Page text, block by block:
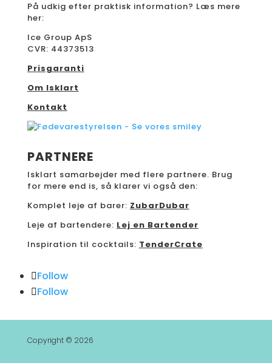
På udkig efter praktisk information? Læs mere
her:
Ice Group ApS
CVR: 44373513
Prisgaranti
Om Isklart
Kontakt
PARTNERE
Isklart samarbejder med flere partnere. Brug
for mere end is, så klarer vi også den:
Komplet leje af barer: ZubarDubar
Leje af bartendere: Lej en Bartender
Inspiration til cocktails: TenderCrate
Follow
Follow
Copyright © 2026